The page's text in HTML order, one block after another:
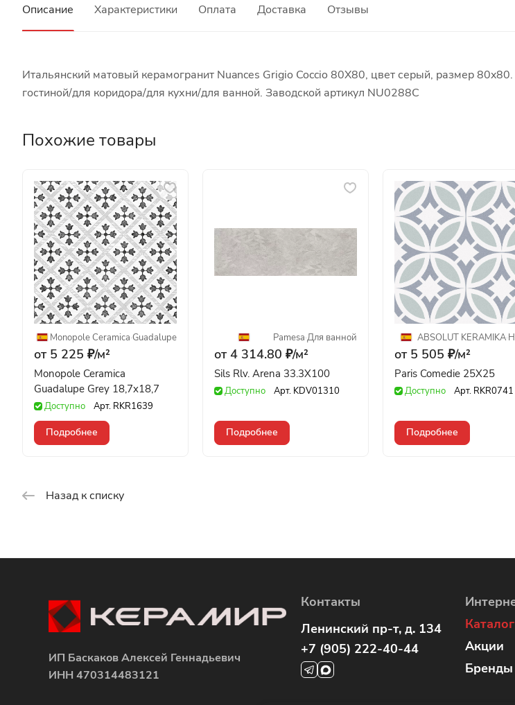
Описание Характеристики Оплата Доставка Отзывы
Итальянский матовый керамогранит Nuances Grigio Coccio 80X80, цвет серый, размер
гостиной/для коридора/для кухни/для ванной. Заводской артикул NU0288C
Похожие товары
Monopole Ceramica·Guadalupe
от 5 225 ₽/м²
Monopole Ceramica
Guadalupe Grey 18,7x18,7
Доступно Арт. RKR1639
Подробнее
Pamesa·Для ванной
от 4 314.80 ₽/м²
Sils Rlv. Arena 33.3X100
Доступно Арт. KDV01310
Подробнее
ABSOLUT KERAMIKA·
от 5 505 ₽/м²
Paris Comedie 25X25
Доступно Арт. RKR0741
Подробнее
Назад к списку
ИП Баскаков Алексей Геннадьевич
ИНН 470314483121
Контакты
Ленинский пр-т, д. 134
+7 (905) 222-40-44
Каталог
Акции
Бренды